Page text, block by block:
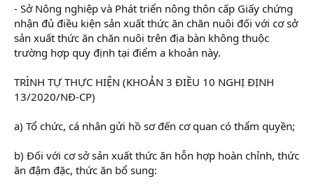
- Sở Nông nghiệp và Phát triển nông thôn cấp Giấy chứng
nhận đủ điều kiện sản xuất thức ăn chăn nuôi đối với cơ sở
sản xuất thức ăn chăn nuôi trên địa bàn không thuộc
trường hợp quy định tại điểm a khoản này.
TRÌNH TỰ THỰC HIỆN (KHOẢN 3 ĐIỀU 10 NGHỊ ĐỊNH
13/2020/NĐ-CP)
a) Tổ chức, cá nhân gửi hồ sơ đến cơ quan có thẩm quyền;
b) Đối với cơ sở sản xuất thức ăn hỗn hợp hoàn chỉnh, thức
ăn đậm đặc, thức ăn bổ sung: